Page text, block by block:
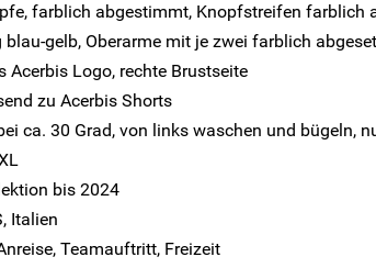
farblich abgestimmt, Knopfstreifen farblich
gelb, Oberarme mit je zwei farblich
Acerbis Logo, rechte Brustseite
zu Acerbis Shorts
ca. 30 Grad, von links waschen und bügeln,
bis 2024
Italien
Teamauftritt, Freizeit